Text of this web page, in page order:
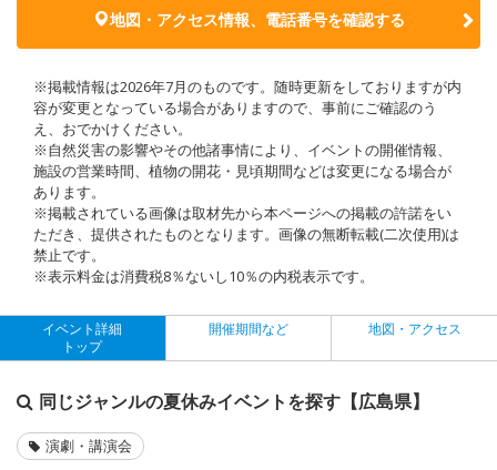
地図・アクセス情報、電話番号を確認する
※掲載情報は2026年7月のものです。随時更新をしておりますが内
容が変更となっている場合がありますので、事前にご確認のう
え、おでかけください。
※自然災害の影響やその他諸事情により、イベントの開催情報、
施設の営業時間、植物の開花・見頃期間などは変更になる場合が
あります。
※掲載されている画像は取材先から本ページへの掲載の許諾をい
ただき、提供されたものとなります。画像の無断転載(二次使用)は
禁止です。
※表示料金は消費税8％ないし10％の内税表示です。
イベント詳細
トップ
開催期間など 地図・アクセス
同じジャンルの夏休みイベントを探す【広島県】
演劇・講演会